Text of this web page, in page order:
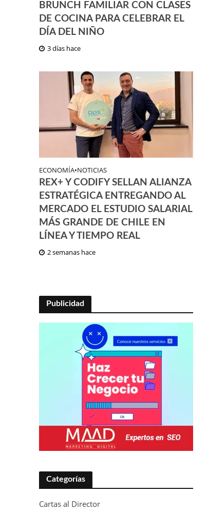
BRUNCH FAMILIAR CON CLASES
DE COCINA PARA CELEBRAR EL
DÍA DEL NIÑO
3 días hace
ECONOMÍA•NOTICIAS
REX+ Y CODIFY SELLAN ALIANZA
ESTRATÉGICA ENTREGANDO AL
MERCADO EL ESTUDIO SALARIAL
MÁS GRANDE DE CHILE EN
LÍNEA Y TIEMPO REAL
2 semanas hace
Publicidad
Categorías
Cartas al Director